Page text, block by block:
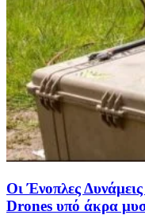
Οι Ένοπλες
Drones υπό άκρα